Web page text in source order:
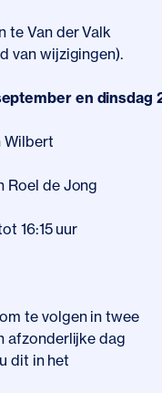
te Van der Valk
van wijzigingen).
en dinsdag
Wilbert
Roel de Jong
16:15 uur
te volgen in twee
afzonderlijke dag
dit in het